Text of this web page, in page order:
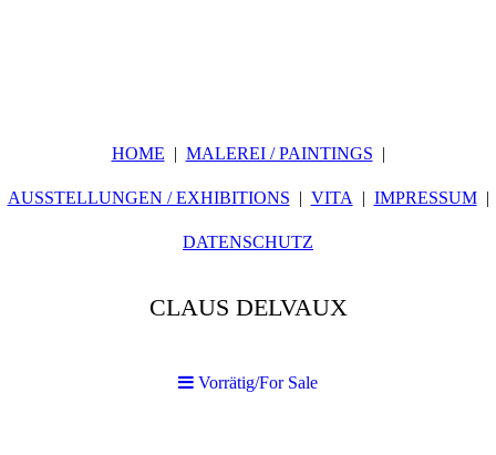
HOME MALEREI / PAINTINGS
AUSSTELLUNGEN / EXHIBITIONS VITA IMPRESSUM
DATENSCHUTZ
CLAUS DELVAUX
Vorrätig/For Sale